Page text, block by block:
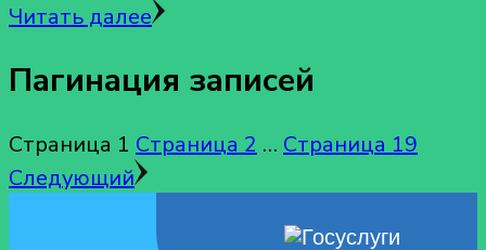
Читать далее
Пагинация записей
Страница 1 Страница 2 … Страница 19
Следующий